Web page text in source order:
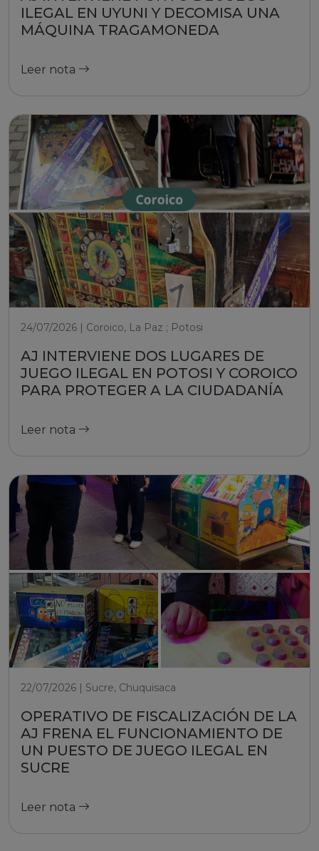
ILEGAL EN UYUNI Y DECOMISA UNA
MÁQUINA TRAGAMONEDA
Leer nota
24/07/2026 | Coroico, La Paz ; Potosi
AJ INTERVIENE DOS LUGARES DE
JUEGO ILEGAL EN POTOSI Y COROICO
PARA PROTEGER A LA CIUDADANÍA
Leer nota
22/07/2026 | Sucre, Chuquisaca
OPERATIVO DE FISCALIZACIÓN DE LA
AJ FRENA EL FUNCIONAMIENTO DE
UN PUESTO DE JUEGO ILEGAL EN
SUCRE
Leer nota